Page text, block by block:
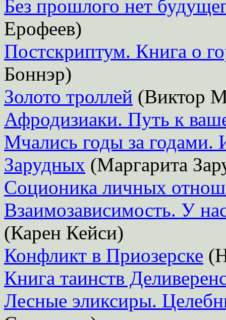
Без прошлого нет
Ерофеев)
Постскриптум. Книга о
Боннэр)
Золото троллей (Виктор
Афродизиаки. Путь к
Мчались годы за
Зарудных (Маргарита
Соционика личных
Взаимозависимость. У
(Карен Кейси)
Конфликт в Приозерске
Книга таинств
Лесные эликсиры.